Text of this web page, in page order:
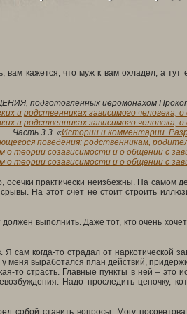
кажется, что муж к вам охладел, а тут
подготовленных иеромонахом
и родственниках зависимого человека,
и родственниках зависимого человека,
Часть 3.3. «Истории и комментарии.
поведения: родственникам,
о теории созависимости и о общении с
о теории созависимости и о общении с
практически неизбежны. На самом
На этот счет не стоит строить
выполнить. Даже тот, кто очень
когда-то страдал от наркотической
меня выработался план действий,
то страсть. Главные пункты в ней – это
Надо проследить цепочку,
ставить вопросы. Могу